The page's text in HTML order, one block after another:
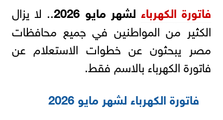
فاتورة الكهرباء لشهر مايو 2026
.. لا يزال
الكثير من المواطنين في جميع محافظات
مصر يبحثون عن خطوات الاستعلام عن
فاتورة الكهرباء بالاسم فقط.
فاتورة الكهرباء لشهر مايو 2026